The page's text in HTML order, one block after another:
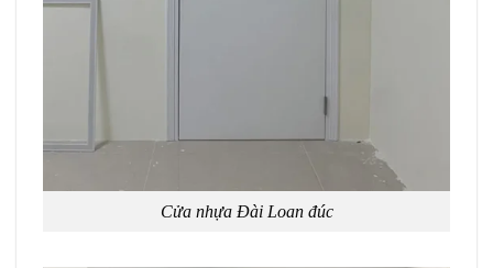
Cửa nhựa Đài Loan đúc